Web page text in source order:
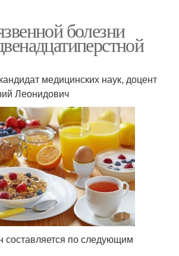
болезни
медицинских наук, доцент
Леонидович
составляется по следующим